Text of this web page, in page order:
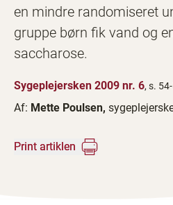
en mindre randomiseret
gruppe børn fik vand og
saccharose.
Sygeplejersken 2009 nr. 6, s.
Af: Mette Poulsen,
Print artiklen